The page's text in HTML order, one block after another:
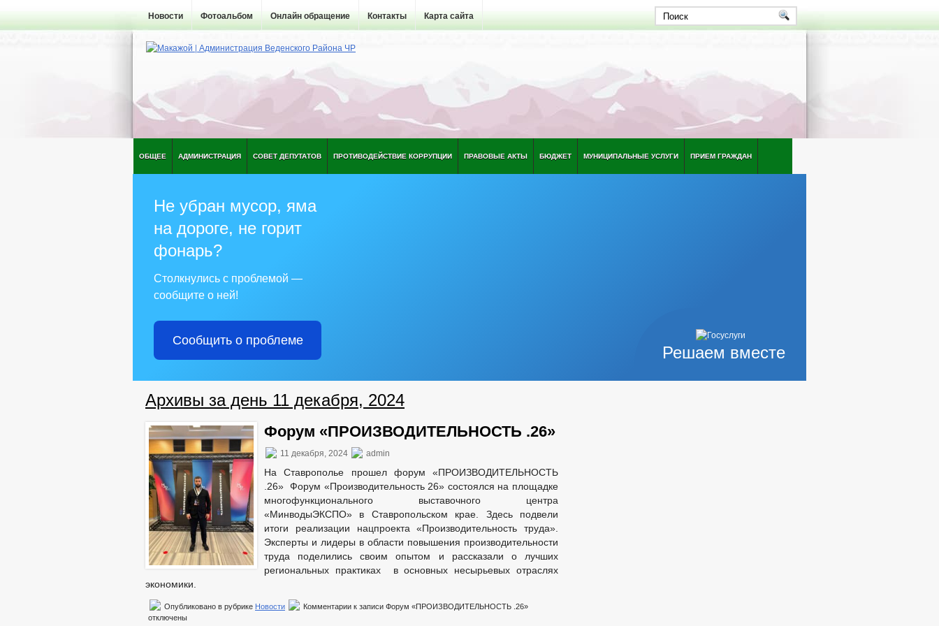
Новости Фотоальбом Онлайн обращение Контакты Карта сайта
ОБЩЕЕ АДМИНИСТРАЦИЯ СОВЕТ ДЕПУТАТОВ ПРОТИВОДЕЙСТВИЕ КОРРУПЦИИ ПРАВОВЫЕ АКТЫ БЮДЖЕТ МУНИЦИПАЛЬНЫЕ УСЛУГИ ПРИЕМ ГРАЖДАН
Решаем вместе
Не убран мусор, яма
на дороге, не горит
фонарь?
Столкнулись с проблемой —
сообщите о ней!
Сообщить о проблеме
Архивы за день 11 декабря, 2024
Форум «ПРОИЗВОДИТЕЛЬНОСТЬ .26»
11 декабря, 2024 admin
На Ставрополье прошел форум «ПРОИЗВОДИТЕЛЬНОСТЬ
.26» Форум «Производительность 26» состоялся на площадке
многофункционального выставочного центра
«МинводыЭКСПО» в Ставропольском крае. Здесь подвели
итоги реализации нацпроекта «Производительность труда».
Эксперты и лидеры в области повышения производительности
труда поделились своим опытом и рассказали о лучших
региональных практиках в основных несырьевых отраслях
экономики.
Опубликовано в рубрике Новости Комментарии к записи Форум «ПРОИЗВОДИТЕЛЬНОСТЬ .26»
отключены